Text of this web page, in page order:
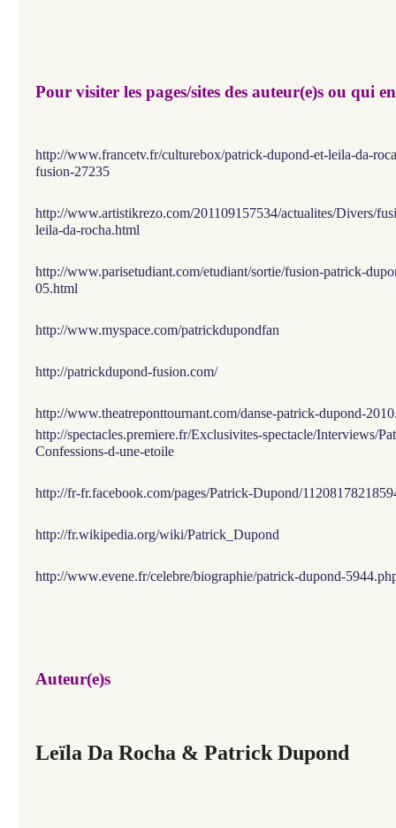
Pour visiter les pages/sites des auteur(e)s ou qui
http://www.francetv.fr/culturebox/patrick-dupond-et-leila-da-
fusion-27235
http://www.artistikrezo.com/201109157534/actualites/Divers/
leila-da-rocha.html
http://www.parisetudiant.com/etudiant/sortie/fusion-patrick-
05.html
http://www.myspace.com/patrickdupondfan
http://patrickdupond-fusion.com/
http://www.theatreponttournant.com/danse-patrick-dupond-
http://spectacles.premiere.fr/Exclusivites-spectacle/Interviews/
Confessions-d-une-etoile
http://fr-fr.facebook.com/pages/Patrick-Dupond/
http://fr.wikipedia.org/wiki/Patrick_Dupond
http://www.evene.fr/celebre/biographie/patrick-dupond-
Auteur(e)s
Leïla Da Rocha & Patrick Dupond